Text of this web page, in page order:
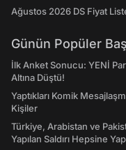
Ağustos 2026 DS Fiyat
Günün Popüler
İlk Anket Sonucu: YENİ
Altına Düştü!
Yaptıkları Komik
Kişiler
Türkiye, Arabistan ve
Yapılan Saldırı Hepsine